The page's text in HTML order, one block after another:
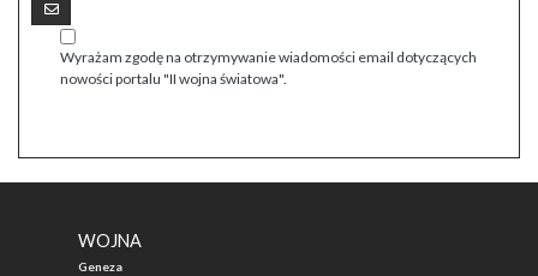
Wyrażam zgodę na otrzymywanie wiadomości email dotyczących
nowości portalu "II wojna światowa".
WOJNA
Geneza